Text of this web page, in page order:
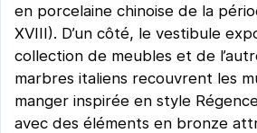
en porcelaine chinoise de la
XVIII). D’un côté, le vestibule
collection de meubles et de
marbres italiens recouvrent les
manger inspirée en style
avec des éléments en bronze